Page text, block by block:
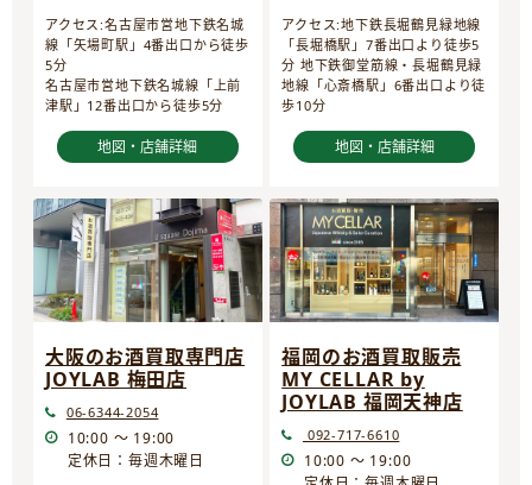
アクセス:名古屋市営地下鉄名城
線「矢場町駅」4番出口から徒歩
5分
名古屋市営地下鉄名城線「上前
津駅」12番出口から徒歩5分
地図・店舗詳細
アクセス:地下鉄長堀鶴見緑地線
「長堀橋駅」7番出口より徒歩5
分 地下鉄御堂筋線・長堀鶴見緑
地線「心斎橋駅」6番出口より徒
歩10分
地図・店舗詳細
大阪のお酒買取専門店
JOYLAB 梅田店
06-6344-2054
10:00 ～ 19:00
定休日：毎週木曜日
福岡のお酒買取販売
MY CELLAR by
JOYLAB 福岡天神店
092-717-6610
10:00 ～ 19:00